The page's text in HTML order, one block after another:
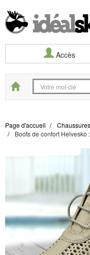
Accès
Start
Page d'accueil
Boots de confort Helvesko